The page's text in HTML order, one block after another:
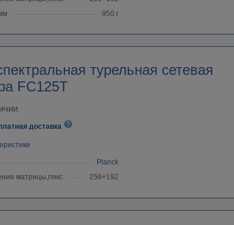
950 г
турельная сетевая
FC125T
доставка
Planck
матрицы,пикс.
256×192